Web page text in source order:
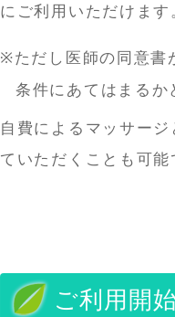
にご利用いただけます
ただし医師の同意書
条件にあてはまるか
自費によるマッサー
ていただくことも可能
ご利用開